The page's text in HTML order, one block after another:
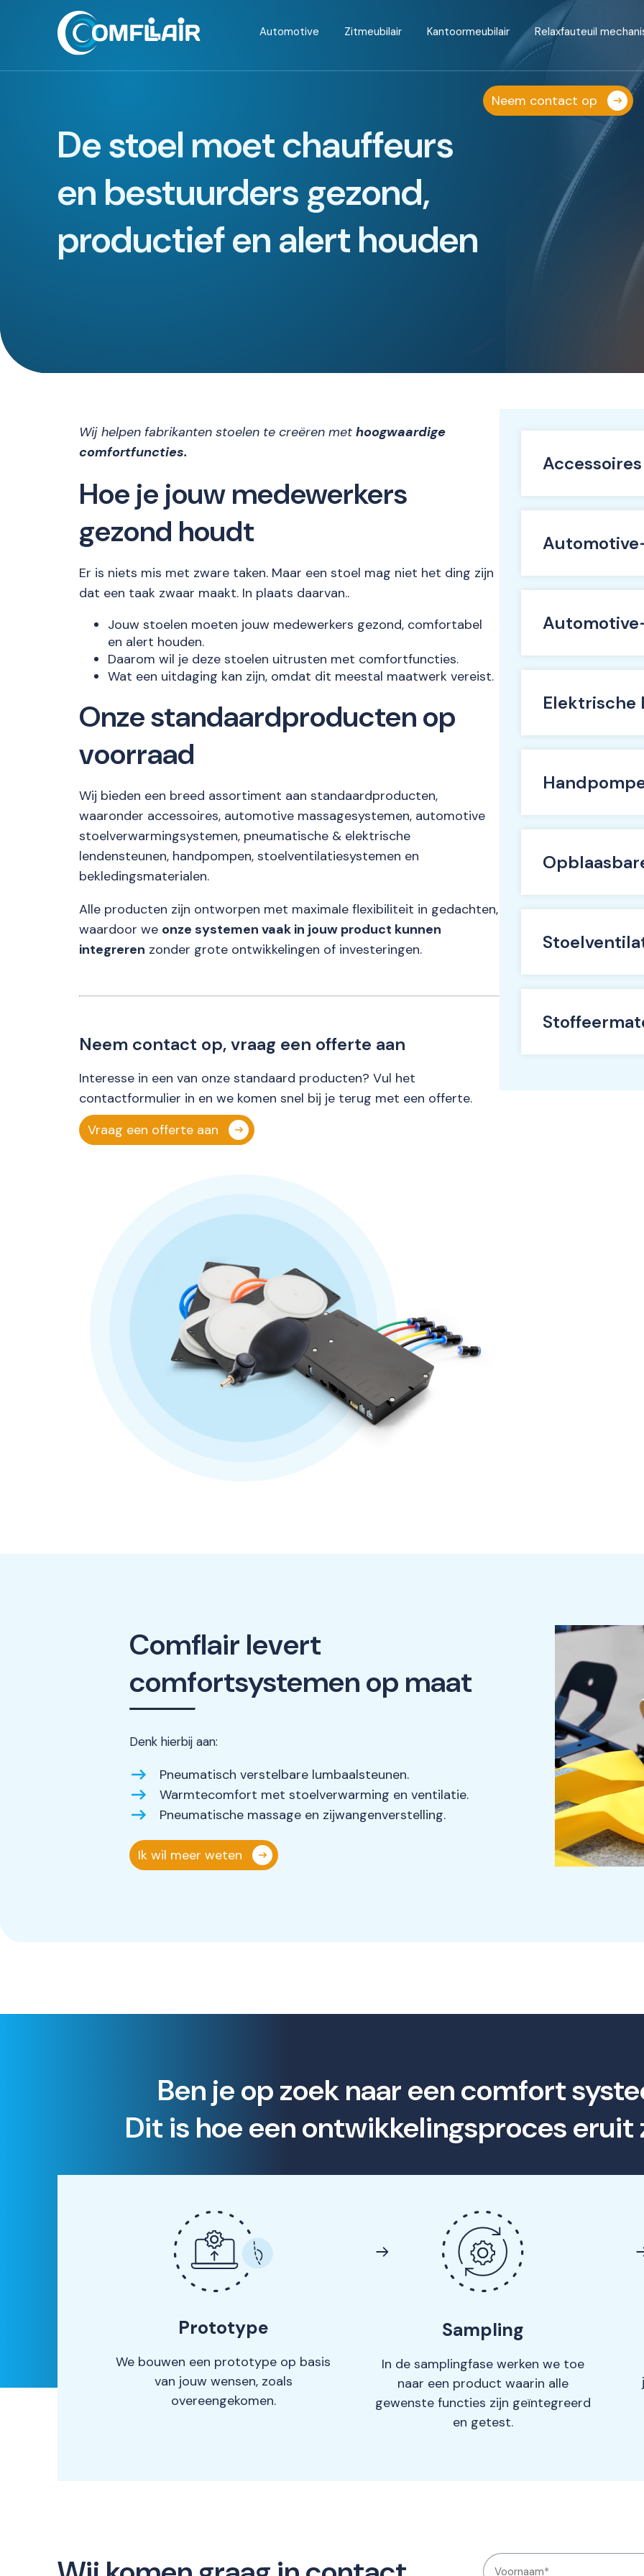
Automotive Zitmeubilair Kantoormeubilair Relaxfauteuil
De stoel moet chauffeurs
en bestuurders gezond,
productief en alert houden
Neem contact op
Wij helpen fabrikanten stoelen te creëren met hoogwaardige
comfortfuncties.
Hoe je jouw medewerkers
gezond houdt
Er is niets mis met zware taken. Maar een stoel mag niet het ding zijn
dat een taak zwaar maakt. In plaats daarvan..
Jouw stoelen moeten jouw medewerkers gezond, comfortabel
en alert houden.
Daarom wil je deze stoelen uitrusten met comfortfuncties.
Wat een uitdaging kan zijn, omdat dit meestal maatwerk vereist.
Onze standaardproducten op
voorraad
Wij bieden een breed assortiment aan standaardproducten,
waaronder accessoires, automotive massagesystemen, automotive
stoelverwarmingsystemen, pneumatische & elektrische
lendensteunen, handpompen, stoelventilatiesystemen en
bekledingsmaterialen.
Alle producten zijn ontworpen met maximale flexibiliteit in gedachten,
waardoor we onze systemen vaak in jouw product kunnen
integreren zonder grote ontwikkelingen of investeringen.
Neem contact op, vraag een offerte aan
Interesse in een van onze standaard producten? Vul het
contactformulier in en we komen snel bij je terug met een offerte.
Vraag een offerte aan
Accessoires
Elektrische
Comflair levert
comfortsystemen op maat
Denk hierbij aan:
Pneumatisch verstelbare lumbaalsteunen.
Warmtecomfort met stoelverwarming en ventilatie.
Pneumatische massage en zijwangenverstelling.
Ik wil meer weten
Ben je op zoek naar een comfort
Dit is hoe een ontwikkelingsproces eruit
Prototype
We bouwen een prototype op basis
van jouw wensen, zoals
overeengekomen.
Sampling
In de samplingfase werken we toe
naar een product waarin alle
gewenste functies zijn geïntegreerd
en getest.